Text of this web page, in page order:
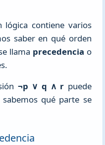
lógica contiene varios
saber en qué orden
llama precedencia o
¬p ∨ q ∧ r puede
qué parte se